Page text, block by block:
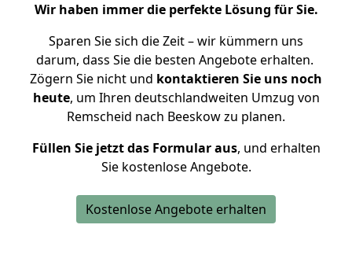
Wir haben immer die perfekte Lösung für Sie.
Sparen Sie sich die Zeit – wir kümmern uns
darum, dass Sie die besten Angebote erhalten.
Zögern Sie nicht und kontaktieren Sie uns noch
heute, um Ihren deutschlandweiten Umzug von
Remscheid nach Beeskow zu planen.
Füllen Sie jetzt das Formular aus, und erhalten
Sie kostenlose Angebote.
Kostenlose Angebote erhalten